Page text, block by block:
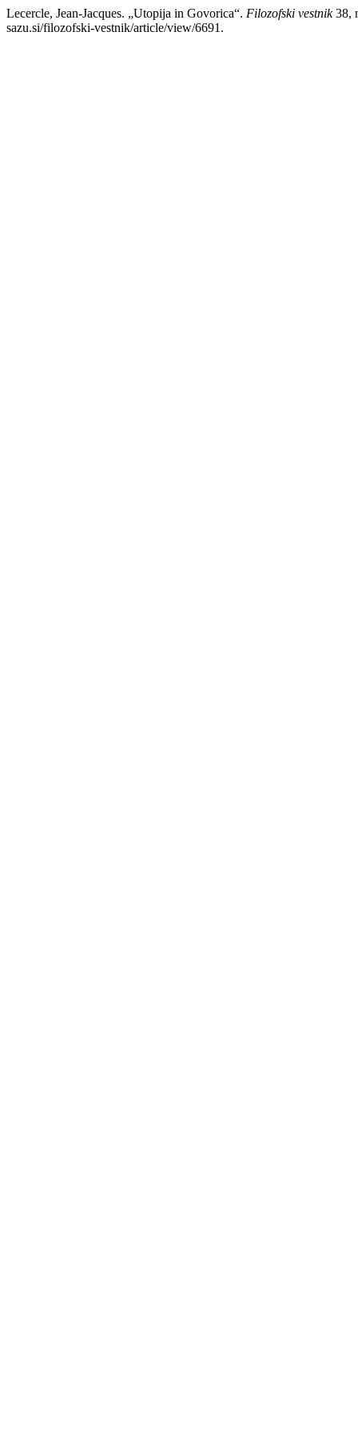
Lecercle, Jean-Jacques. „Utopija in Govorica“. Filozofski vestnik38,
sazu.si/filozofski-vestnik/article/view/6691.